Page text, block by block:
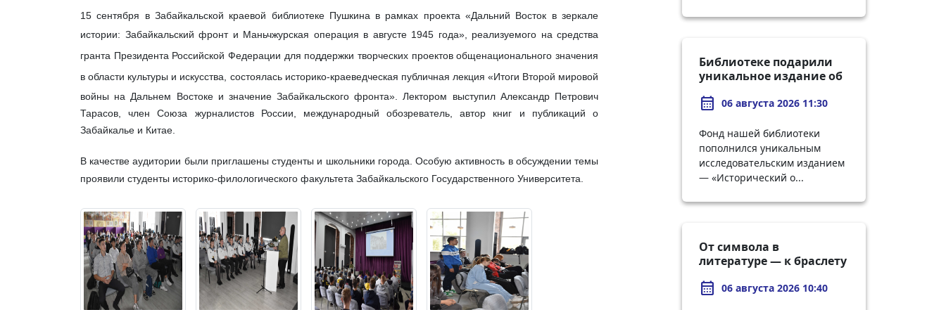
15 сентября в Забайкальской краевой библиотеке Пушкина в рамках проекта «Дальний Восток в зеркале
истории: Забайкальский фронт и Маньчжурская операция в августе 1945 года», реализуемого на средства
гранта Президента Российской Федерации для поддержки творческих проектов общенационального значения
в области культуры и искусства, состоялась историко-краеведческая публичная лекция «Итоги Второй мировой
войны на Дальнем Востоке и значение Забайкальского фронта». Лектором выступил Александр Петрович
Тарасов, член Союза журналистов России, международный обозреватель, автор книг и публикаций о
Забайкалье и Китае.
В качестве аудитории были приглашены студенты и школьники города. Особую активность в обсуждении темы
проявили студенты историко-филологического факультета Забайкальского Государственного Университета.
Библиотеке подарили
уникальное издание об
Забайкалья
calendar_month 06 августа 2026 11:30
Фонд нашей библиотеки
пополнился уникальным
исследовательским изданием
— «Исторический о...
От символа в
литературе — к браслету
вечер по Куприну
calendar_month 06 августа 2026 10:40